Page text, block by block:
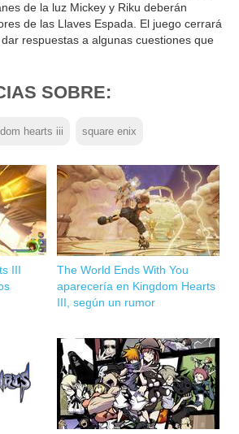
de la luz Mickey y Riku deberán
de las Llaves Espada. El juego cerrará
respuestas a algunas cuestiones que
SOBRE:
hearts iii square enix
III
The World Ends With You
aparecería en Kingdom Hearts
III, según un rumor